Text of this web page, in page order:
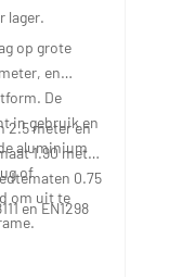
lager.
op grote
en
De
in gebruik en
aluminium
of
om uit te
2.5 meter en
1.90 meter
0.75
en EN1298